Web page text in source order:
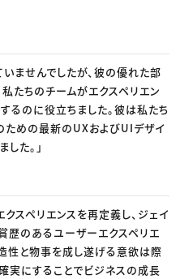
ませんでしたが、彼の優れた部
たちのチームがエクスペリエン
るのに役立ちました。彼は私たち
ための最新のUXおよびUIデザイ
た。」
スペリエンスを再定義し、ジェイ
歴のあるユーザーエクスペリエ
性と物事を成し遂げる意欲は際
実にすることでビジネスの成長